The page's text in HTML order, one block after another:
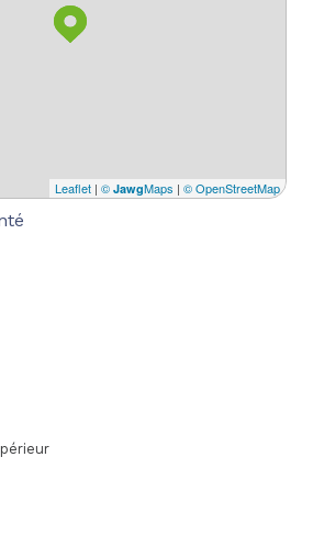
Leaflet | © JawgMaps | © OpenStreetMap